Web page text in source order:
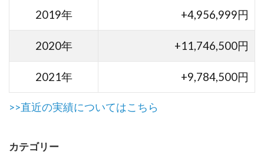
2019年 +4,956,999円
2020年 +11,746,500円
2021年 +9,784,500円
>>直近の実績についてはこちら
カテゴリー